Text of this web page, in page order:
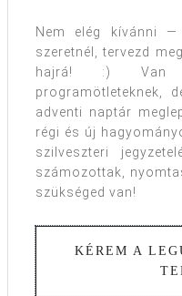
Nem elég kívánni
szeretnél, tervezd
hajrá! :) Van
programötleteknek,
adventi naptár
régi és új
szilveszteri
számozottak,
szükséged van!
KÉREM A